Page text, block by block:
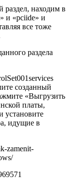
находим в
и «pciide» и
все тоже
раздела
созданный
«Выгрузить
платы,
установите
идущие в
zamenit-